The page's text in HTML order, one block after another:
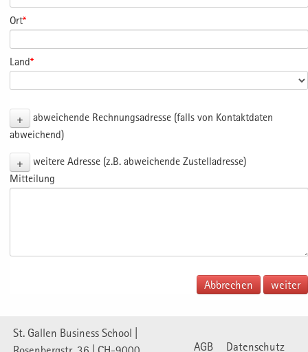
Ort*
Land*
+
abweichende Rechnungsadresse (falls von Kontaktdaten
abweichend)
+
weitere Adresse (z.B. abweichende Zustelladresse)
Mitteilung
Abbrechen
St. Gallen Business School |
AGB Datenschutz